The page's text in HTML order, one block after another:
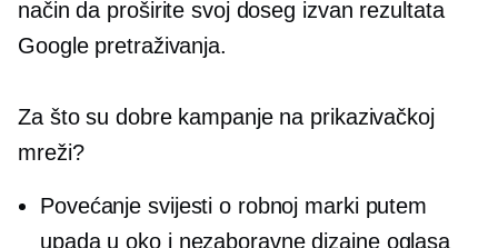
način da proširite svoj doseg izvan rezultata
Google pretraživanja.
Za što su dobre kampanje na prikazivačkoj
mreži?
Povećanje svijesti o robnoj marki putem
upada u okoi nezaboravne dizajne oglasa